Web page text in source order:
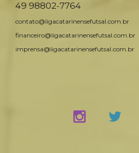
49 98802-7764
contato@ligacatarinensefutsal.com.br
financeiro@ligacatarinensefutsal.com.br
imprensa@ligacatarinensefutsal.com.br